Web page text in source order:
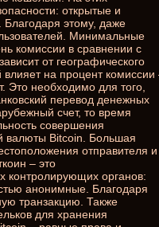
открытые и
Благодаря этому, даже
Минимальные
комиссии в сравнении с
от географического
на процент комиссии
необходимо для того,
перевод денежных
счет, то время
совершения
валюты Bitcoin. Большая
отправителя и
– это
контролирующих органов:
анонимные. Благодаря
транзакцию. Также
для хранения